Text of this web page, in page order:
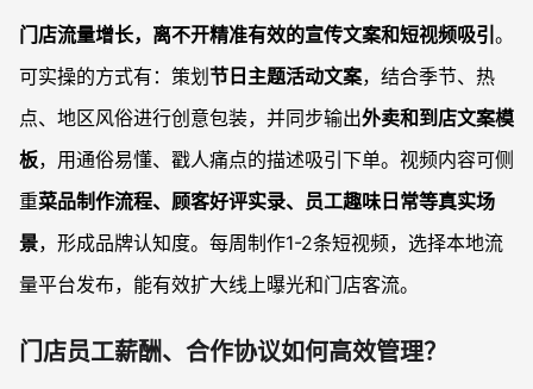
门店流量增长，离不开精准有效的宣传文案和短视频吸引 。
可实操的方式有：策划 节日主题活动文案，结合季节、热
点、地区风俗进行创意包装，并同步输出外卖和到店文案模
板，用通俗易懂、戳人痛点的描述吸引下单。视频内容可侧
重菜品制作流程、顾客好评实录、员工趣味日常等真实场
景，形成品牌认知度。每周制作1-2条短视频，选择本地流
量平台发布，能有效扩大线上曝光和门店客流。
门店员工薪酬、合作协议如何高效管理？